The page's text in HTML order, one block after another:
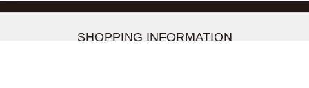
SHOPPING INFORMATION